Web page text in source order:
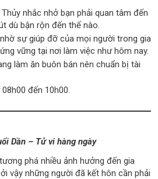
nhắc nhở bạn phải quan tâm đến
dù bận rộn đến thế nào.
sự giúp đỡ của mọi người trong gia
vững tại nơi làm việc như hôm nay.
làm ăn buôn bán nên chuẩn bị tài
đến 10h00.
Dần – Tử vi hàng ngày
phá nhiều ảnh hưởng đến gia
vậy những người đã kết hôn cần phải